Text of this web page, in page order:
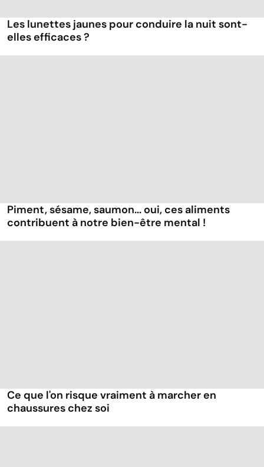
Les lunettes jaunes pour conduire la nuit sont-
elles efficaces ?
Piment, sésame, saumon... oui, ces aliments
contribuent à notre bien-être mental !
Ce que l'on risque vraiment à marcher en
chaussures chez soi